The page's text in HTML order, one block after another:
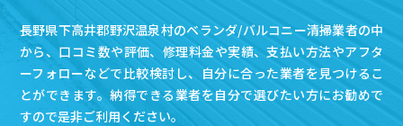
長野県下高井郡野沢温泉村のベランダ/バルコニー清掃業者の中
から、口コミ数や評価、修理料金や実績、支払い方法やアフタ
ーフォローなどで比較検討し、自分に合った業者を見つけるこ
とができます。納得できる業者を自分で選びたい方にお勧めで
すので是非ご利用ください。